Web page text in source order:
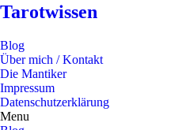
Tarotwissen
Blog
Über mich / Kontakt
Die Mantiker
Impressum
Datenschutzerklärung
Menu